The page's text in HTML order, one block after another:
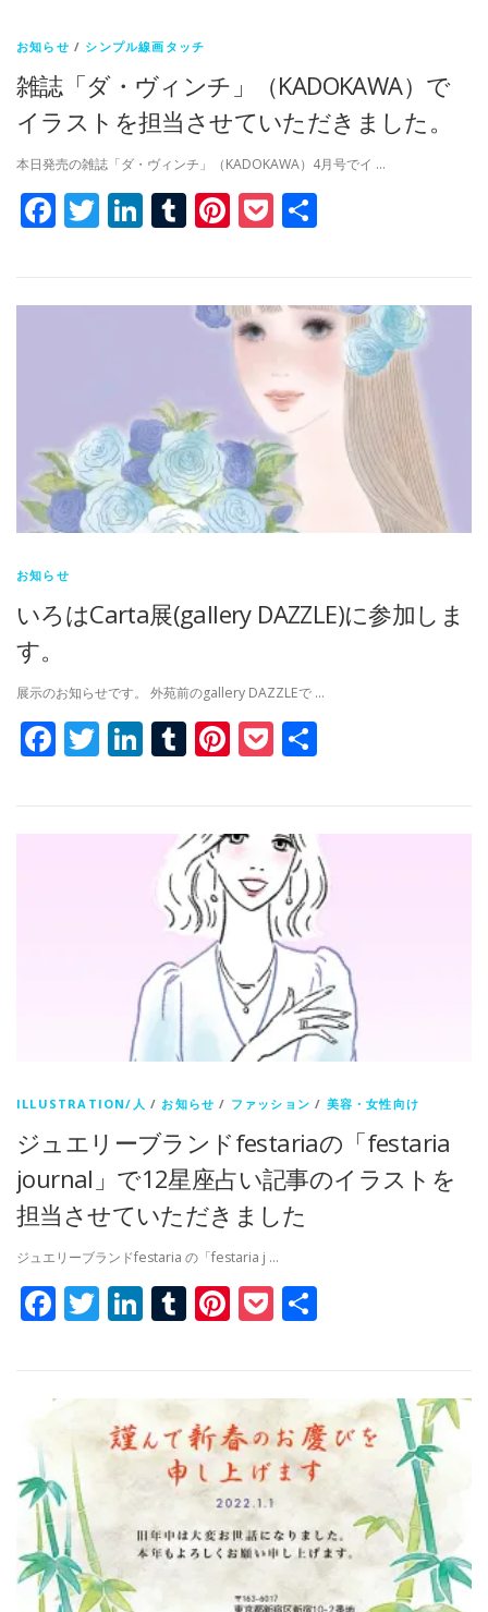
お知らせ / シンプル線画タッチ
雑誌「ダ・ヴィンチ」（KADOKAWA）で
イラストを担当させていただきました。
本日発売の雑誌「ダ・ヴィンチ」（KADOKAWA）4月号でイ …
Facebook
Twitter
LinkedIn
Tumblr
Pinterest
Pocket
お知らせ
いろはCarta展(gallery DAZZLE)に参加しま
す。
展示のお知らせです。 外苑前のgallery DAZZLEで …
Facebook
Twitter
LinkedIn
Tumblr
Pinterest
Pocket
ILLUSTRATION/人 /お知らせ / ファッション / 美容・女性向け
ジュエリーブランドfestariaの「festaria
journal」で12星座占い記事のイラストを
担当させていただきました
ジュエリーブランドfestaria の「festaria j …
Facebook
Twitter
LinkedIn
Tumblr
Pinterest
Pocket